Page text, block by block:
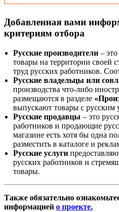
Добавленная вами
критериям отбора
Русские производители –
товары на территории своей
труд русских работников.
Русские владельцы или
производства что-либо
размещаются в разделе
выпускают товары с русским
Русские продавцы – это
работников и продающие
магазине есть хотя бы одна
разместить в каталоге и
Русские услуги
русских работников и
товары.
Также обязательно
информацией о проекте.